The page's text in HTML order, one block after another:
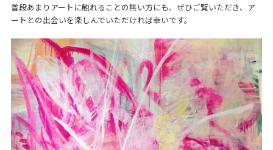
普段あまりアートに触れることの無い方にも、ぜひご覧いただき、ア
ートとの出会いを楽しんでいただければ幸いです。